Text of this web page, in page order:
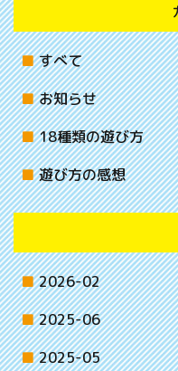
すべて
お知らせ
18種類の遊び方
遊び方の感想
2026-02
2025-06
2025-05